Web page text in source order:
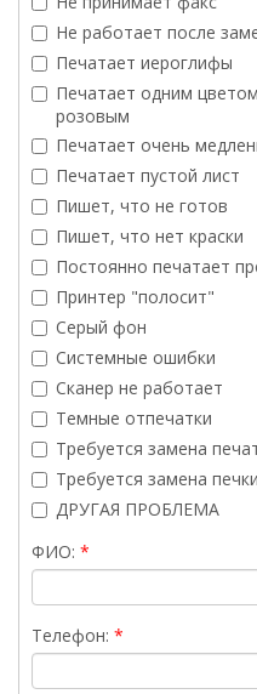
Не работает после
Печатает иероглифы
Печатает одним
розовым
Печатает очень
Печатает пустой лист
Пишет, что не готов
Пишет, что нет краски
Постоянно печатает
Принтер "полосит"
Серый фон
Системные ошибки
Сканер не работает
Темные отпечатки
Требуется замена
Требуется замена печки
ДРУГАЯ ПРОБЛЕМА
ФИО:
Телефон: